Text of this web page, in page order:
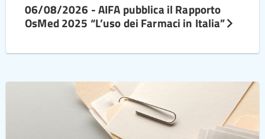
06/08/2026 - AIFA pubblica il Rapporto
OsMed 2025 “L’uso dei Farmaci in Italia”